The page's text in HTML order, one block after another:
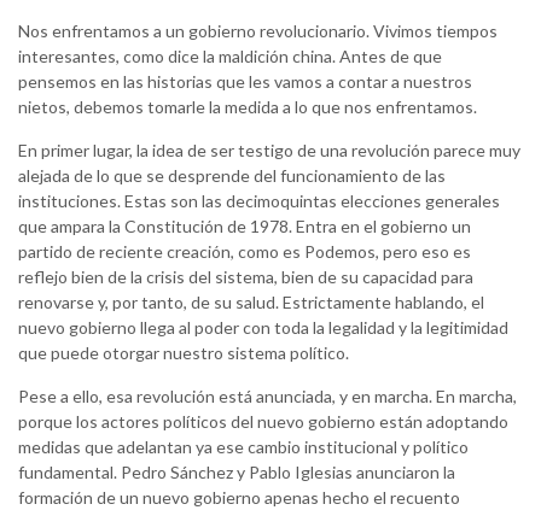
Nos enfrentamos a un gobierno revolucionario. Vivimos tiempos
interesantes, como dice la maldición china. Antes de que
pensemos en las historias que les vamos a contar a nuestros
nietos, debemos tomarle la medida a lo que nos enfrentamos.
En primer lugar, la idea de ser testigo de una revolución parece muy
alejada de lo que se desprende del funcionamiento de las
instituciones. Estas son las decimoquintas elecciones generales
que ampara la Constitución de 1978. Entra en el gobierno un
partido de reciente creación, como es Podemos, pero eso es
reflejo bien de la crisis del sistema, bien de su capacidad para
renovarse y, por tanto, de su salud. Estrictamente hablando, el
nuevo gobierno llega al poder con toda la legalidad y la legitimidad
que puede otorgar nuestro sistema político.
Pese a ello, esa revolución está anunciada, y en marcha. En marcha,
porque los actores políticos del nuevo gobierno están adoptando
medidas que adelantan ya ese cambio institucional y político
fundamental. Pedro Sánchez y Pablo Iglesias anunciaron la
formación de un nuevo gobierno apenas hecho el recuento